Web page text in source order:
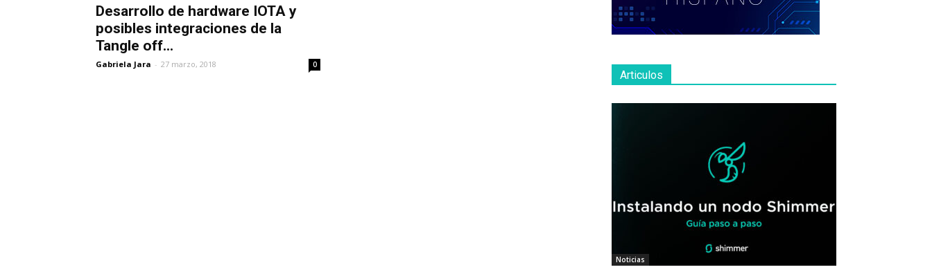
Desarrollo de hardware IOTA y
posibles integraciones de la
Tangle off...
Gabriela Jara - 27 marzo, 2018 0
Articulos
Noticias